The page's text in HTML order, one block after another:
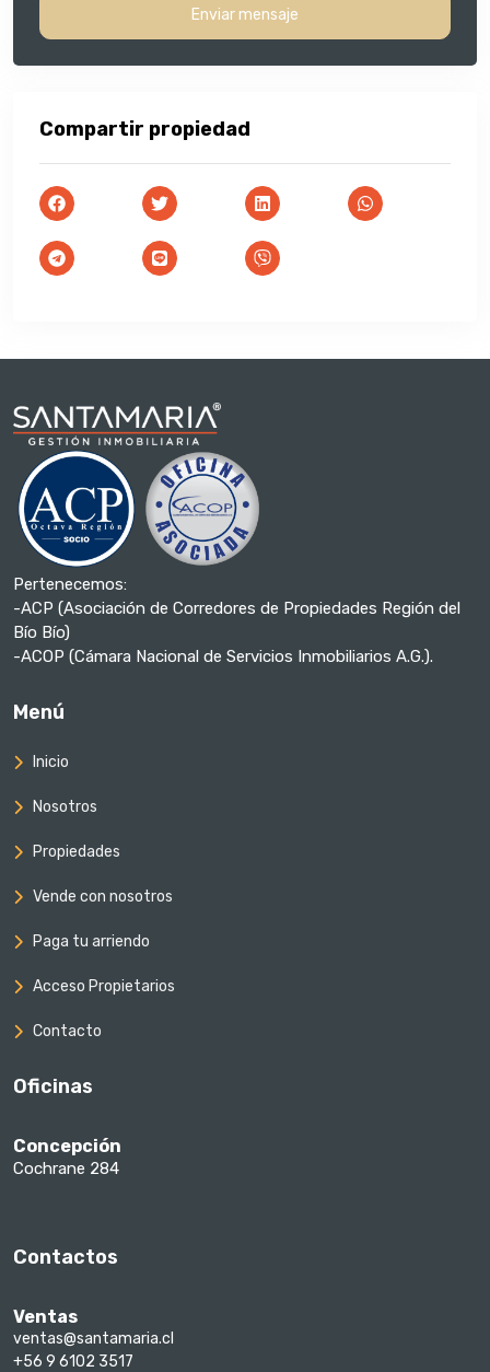
Enviar mensaje
Compartir propiedad
Pertenecemos:
-ACP (Asociación de Corredores de Propiedades Región del
Bío Bío)
-ACOP (Cámara Nacional de Servicios Inmobiliarios A.G.).
Menú
Inicio
Nosotros
Propiedades
Vende con nosotros
Paga tu arriendo
Acceso Propietarios
Contacto
Oficinas
Concepción
Cochrane 284
Contactos
Ventas
ventas@santamaria.cl
+56 9 6102 3517